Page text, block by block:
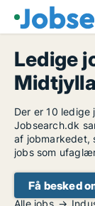
Ledige
Der er 10
Jobsearch.dk
af jobmarkedet,
jobs som
Få besked
Alle jobs